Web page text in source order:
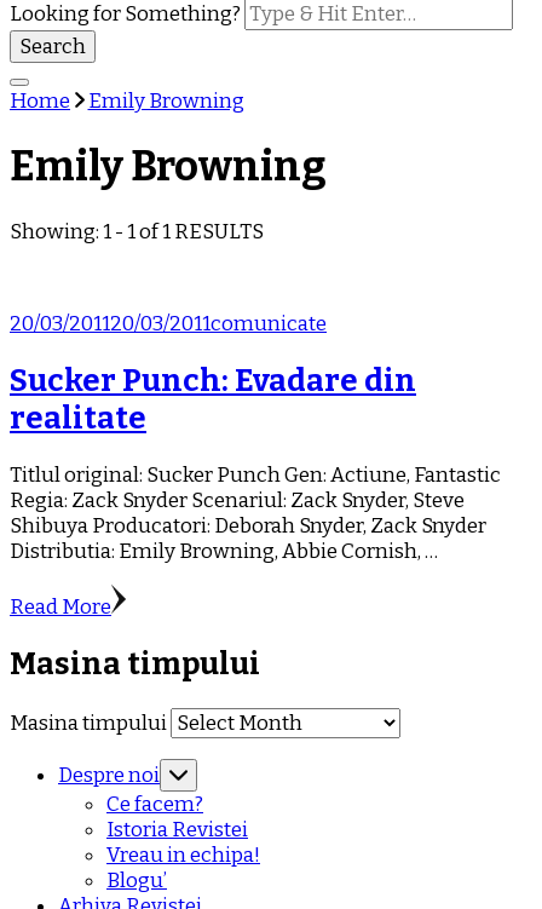
Looking for Something?
Home Emily Browning
Emily Browning
Showing: 1 - 1 of 1 RESULTS
20/03/201120/03/2011comunicate
Sucker Punch: Evadare din
realitate
Titlul original: Sucker Punch Gen: Actiune, Fantastic
Regia: Zack Snyder Scenariul: Zack Snyder, Steve
Shibuya Producatori: Deborah Snyder, Zack Snyder
Distributia: Emily Browning, Abbie Cornish, …
Read More
Masina timpului
Masina timpului
Despre noi
Ce facem?
Istoria Revistei
Vreau in echipa!
Blogu’